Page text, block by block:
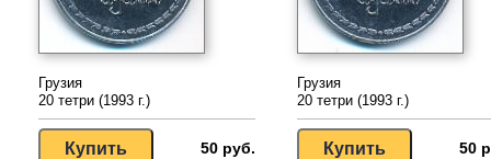
Грузия
20 тетри (1993 г.)
50 руб.
Грузия
20 тетри (1993 г.)
50